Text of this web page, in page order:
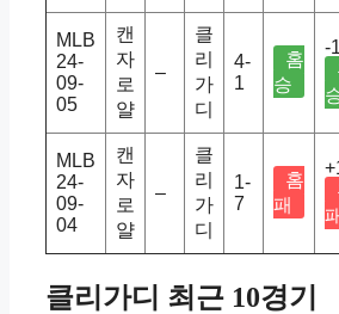
MLB
24-
09-
05
캔
자
로
얄
–
클
리
가
디
4-
1
홈
승
-
MLB
24-
09-
04
캔
자
로
얄
–
클
리
가
디
1-
7
홈
패
패
클리가디 최근 10경기